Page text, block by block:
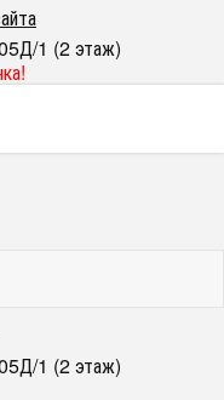
1 (2 этаж)
1 (2 этаж)